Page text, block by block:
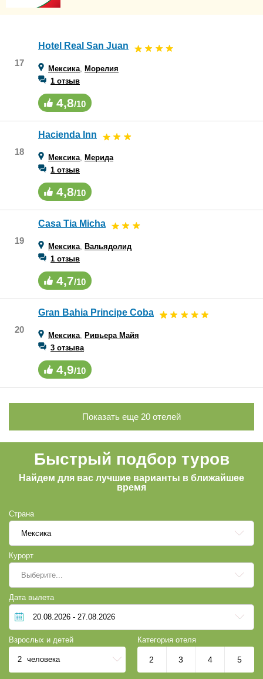
17
Hotel Real San Juan
Мексика
Морелия
1 отзыв
4,8/10
18
Hacienda Inn
Мексика
Мерида
1 отзыв
4,8/10
19
Casa Tia Micha
Мексика
Вальядолид
1 отзыв
4,7/10
20
Gran Bahia Principe Coba
Мексика
Ривьера Майя
3 отзыва
4,9/10
Показать еще 20 отелей
Быстрый подбор туров
Найдем для вас лучшие варианты в ближайшее
время
Страна
Мексика
Курорт
Выберите...
Дата вылета
Взрослых и детей
2 человека
Категория отеля
2 3 4 5